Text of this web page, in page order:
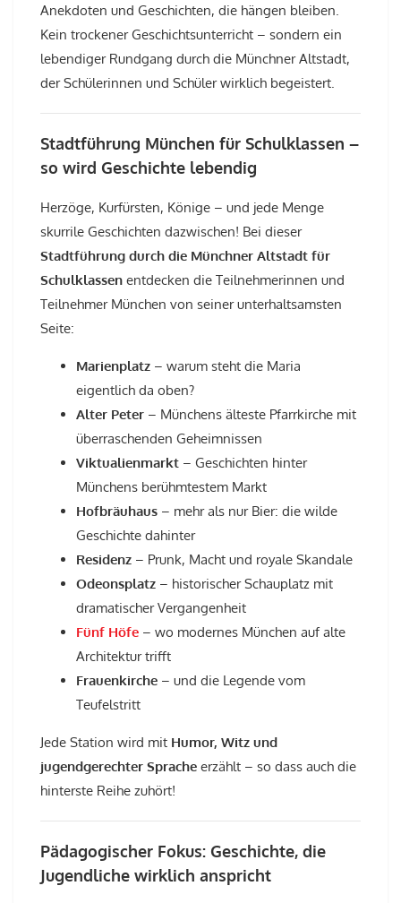
Anekdoten und Geschichten, die hängen bleiben.
Kein trockener Geschichtsunterricht – sondern ein
lebendiger Rundgang durch die Münchner Altstadt,
der Schülerinnen und Schüler wirklich begeistert.
Stadtführung München für Schulklassen –
so wird Geschichte lebendig
Herzöge, Kurfürsten, Könige – und jede Menge
skurrile Geschichten dazwischen! Bei dieser
Stadtführung durch die Münchner Altstadt für
Schulklassen entdecken die Teilnehmerinnen und
Teilnehmer München von seiner unterhaltsamsten
Seite:
Marienplatz – warum steht die Maria
eigentlich da oben?
Alter Peter – Münchens älteste Pfarrkirche mit
überraschenden Geheimnissen
Viktualienmarkt – Geschichten hinter
Münchens berühmtestem Markt
Hofbräuhaus – mehr als nur Bier: die wilde
Geschichte dahinter
Residenz – Prunk, Macht und royale Skandale
Odeonsplatz – historischer Schauplatz mit
dramatischer Vergangenheit
Fünf Höfe – wo modernes München auf alte
Architektur trifft
Frauenkirche – und die Legende vom
Teufelstritt
Jede Station wird mit Humor, Witz und
jugendgerechter Sprache erzählt – so dass auch die
hinterste Reihe zuhört!
Pädagogischer Fokus: Geschichte, die
Jugendliche wirklich anspricht